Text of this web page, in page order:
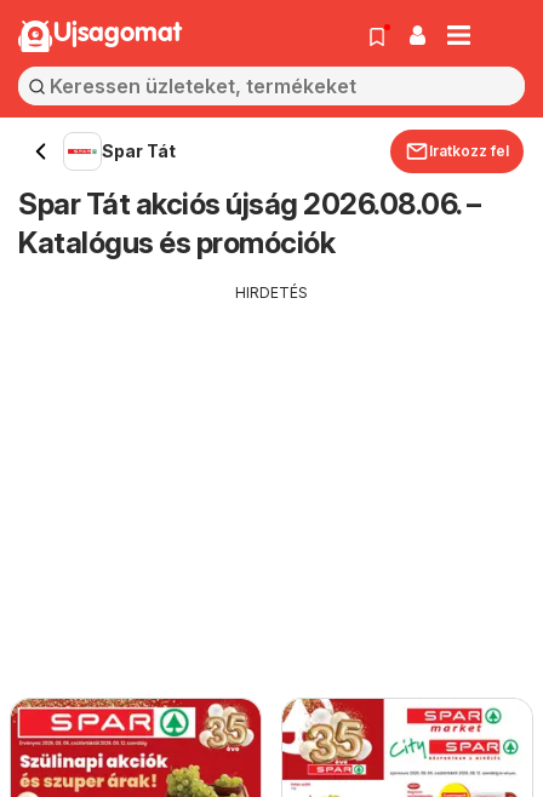
Ujsagomat
Spar Tát Iratkozz fel
Spar Tát akciós újság 2026.08.06. –
Katalógus és promóciók
HIRDETÉS